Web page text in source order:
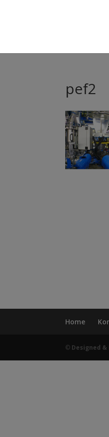
pef2
Home
© Designed &